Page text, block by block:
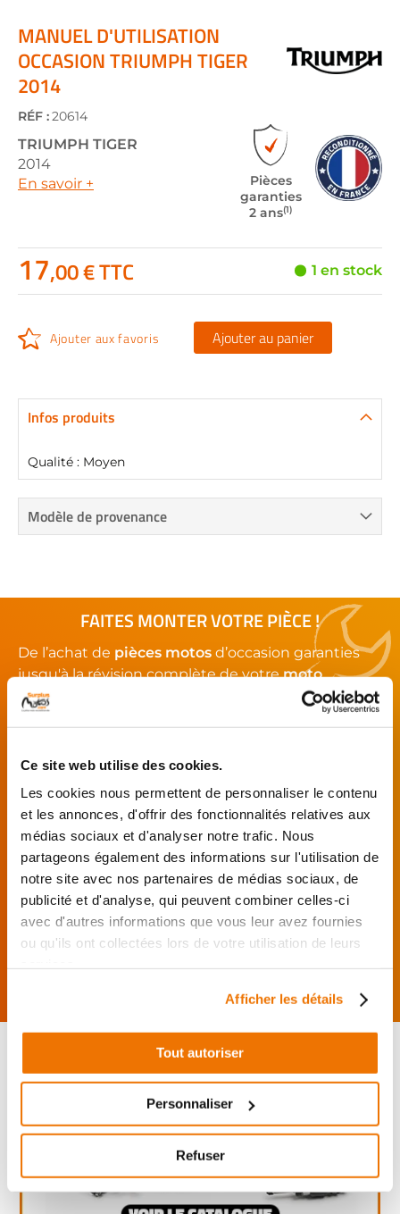
Ce site web utilise des cookies.
Les cookies nous permettent de personnaliser le contenu
et les annonces, d'offrir des fonctionnalités relatives aux
médias sociaux et d'analyser notre trafic. Nous
partageons également des informations sur l'utilisation de
notre site avec nos partenaires de médias sociaux, de
publicité et d'analyse, qui peuvent combiner celles-ci
avec d'autres informations que vous leur avez fournies
ou qu'ils ont collectées lors de votre utilisation de leurs
Afficher les détails
Tout autoriser
Personnaliser
Refuser
the
beginning
of
the
images
gallery
MANUEL D'UTILISATION
OCCASION TRIUMPH TIGER
2014
RÉF :20614
TRIUMPH TIGER
2014
En savoir +
Pièces
garanties
2 ans(1)
17,00 € TTC 1 en stock
Ajouter aux favoris Ajouter au panier
Infos produits
Qualité : Moyen
Modèle de provenance
FAITES MONTER VOTRE PIÈCE !
De l’achat de pièces motos d’occasion garanties
jusqu'à la révision complète de votremoto,
retrouvez notre réseau de réparateurs et de
garages partenaires.
Je choisis mon réparateur et me
présente au garage.
J’effectue ma
commande
directement auprès
du réparateur.
Mes pièces sont livrées et
montées chez le partenaire.
Rechercher par...